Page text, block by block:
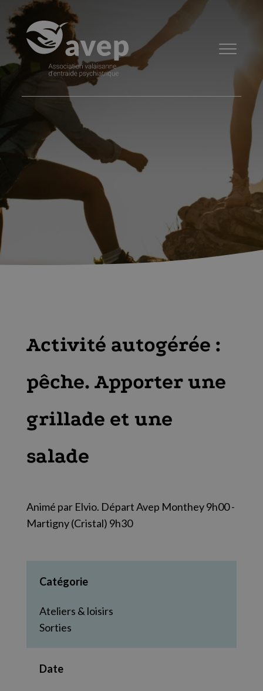
Activité autogérée :
pêche. Apporter une
grillade et une
salade
Animé par Elvio. Départ Avep Monthey 9h00 -
Martigny (Cristal) 9h30
Catégorie
Ateliers & loisirs
Sorties
Date